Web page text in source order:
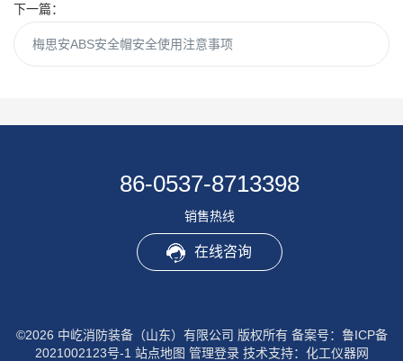
下一篇：
梅思安ABS安全帽安全使用注意事项
86-0537-8713398
销售热线
在线咨询
©2026 中屹消防装备（山东）有限公司 版权所有 备案号：鲁ICP备
2021002123号-1 站点地图 管理登录技术支持： 化工仪器网